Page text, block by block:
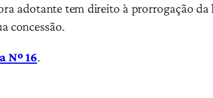
adotante tem direito à prorrogação da
concessão.
Nº 16.